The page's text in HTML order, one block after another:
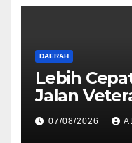
DAERAH
Lebih
Jalan
Dibuka
07/08/2026